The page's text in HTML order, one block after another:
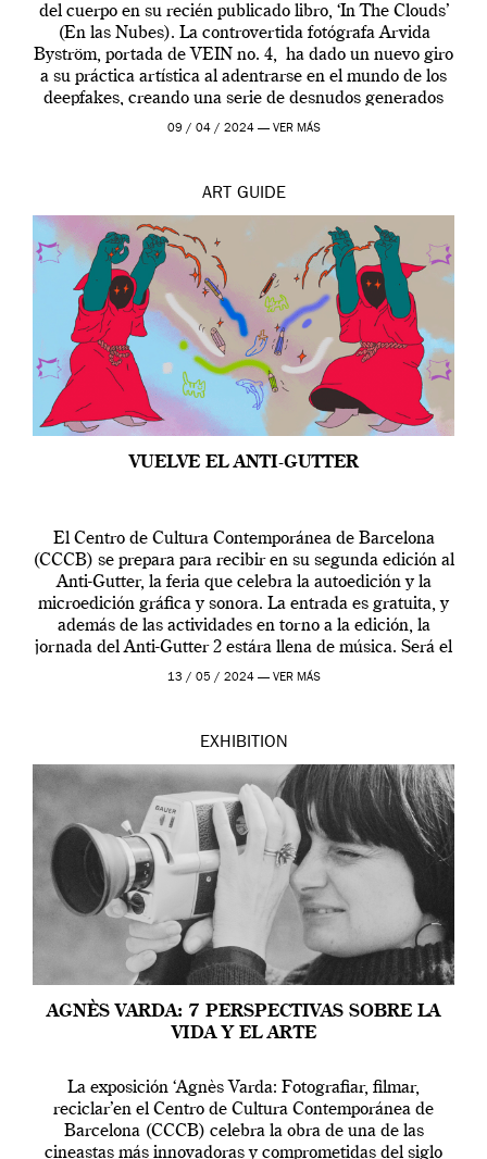
del cuerpo en su recién publicado libro, ‘In The Clouds’
(En las Nubes). La controvertida fotógrafa Arvida
Byström, portada de VEIN no. 4, ha dado un nuevo giro
a su práctica artística al adentrarse en el mundo de los
deepfakes, creando una serie de desnudos generados
por […]
09 / 04 / 2024 — VER MÁS
ART GUIDE
VUELVE EL ANTI-GUTTER
El Centro de Cultura Contemporánea de Barcelona
(CCCB) se prepara para recibir en su segunda edición al
Anti-Gutter, la feria que celebra la autoedición y la
microedición gráfica y sonora. La entrada es gratuita, y
además de las actividades en torno a la edición, la
jornada del Anti-Gutter 2 estára llena de música. Será el
[…]
13 / 05 / 2024 — VER MÁS
EXHIBITION
AGNÈS VARDA: 7 PERSPECTIVAS SOBRE LA
VIDA Y EL ARTE
La exposición ‘Agnès Varda: Fotografiar, filmar,
reciclar’en el Centro de Cultura Contemporánea de
Barcelona (CCCB) celebra la obra de una de las
cineastas más innovadoras y comprometidas del siglo